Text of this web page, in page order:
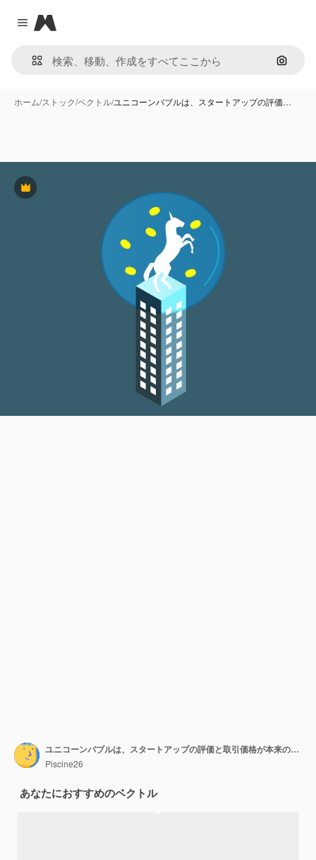
Close menu
Magnific
画像で
ホーム/ストック/ベクトル/ユニコーンバブルは、スタートアップの評価…
Premium
ユニコーンバブルは、スタートアップの評価と取引価格が本来の価値を大幅に超える場合ですb
Piscine26
あなたにおすすめのベクトル